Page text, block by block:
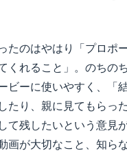
たのはやはり「プロポ
くれること」。のちの
ビーに使いやすく、「
たり、親に見てもらっ
て残したいという意見
画が大切なこと、知ら